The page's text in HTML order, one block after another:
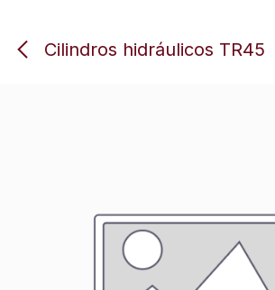
Cilindros hidráulicos TR45